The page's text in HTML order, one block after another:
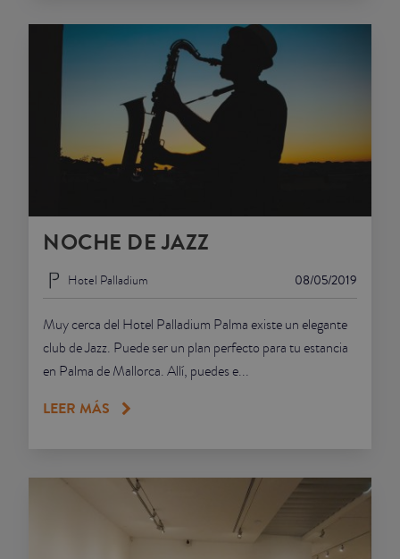
NOCHE DE JAZZ
08/05/2019
Hotel Palladium
Muy cerca del Hotel Palladium Palma existe un elegante
club de Jazz. Puede ser un plan perfecto para tu estancia
en Palma de Mallorca. Allí, puedes e...
LEER MÁS